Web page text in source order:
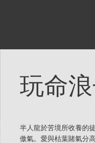
玩命
半人龍於苦境所收養的
傲氣。愛與枯葉賭氣分